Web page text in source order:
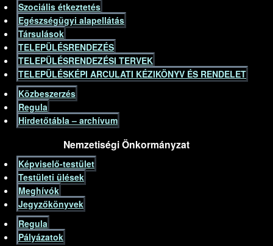
Szociális étkeztetés
Egészségügyi alapellátás
Társulások
TELEPÜLÉSRENDEZÉS
TELEPÜLÉSRENDEZÉSI TERVEK
TELEPÜLÉSKÉPI ARCULATI KÉZIKÖNYV ÉS RENDELET
Közbeszerzés
Regula
Hirdetőtábla – archívum
Nemzetiségi Önkormányzat
Képviselő-testület
Testületi ülések
Meghívók
Jegyzőkönyvek
Regula
Pályázatok